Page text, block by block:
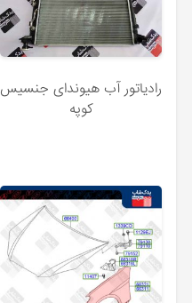
رادیاتور آب هیوندای جنسیس
کوپه